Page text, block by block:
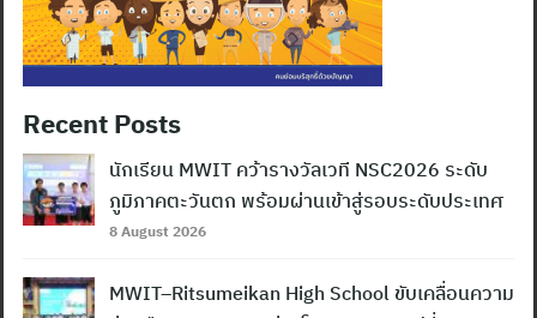
Recent Posts
นักเรียน MWIT คว้ารางวัลเวที NSC2026 ระดับ
ภูมิภาคตะวันตก พร้อมผ่านเข้าสู่รอบระดับประเทศ
8 August 2026
MWIT–Ritsumeikan High School ขับเคลื่อนความ